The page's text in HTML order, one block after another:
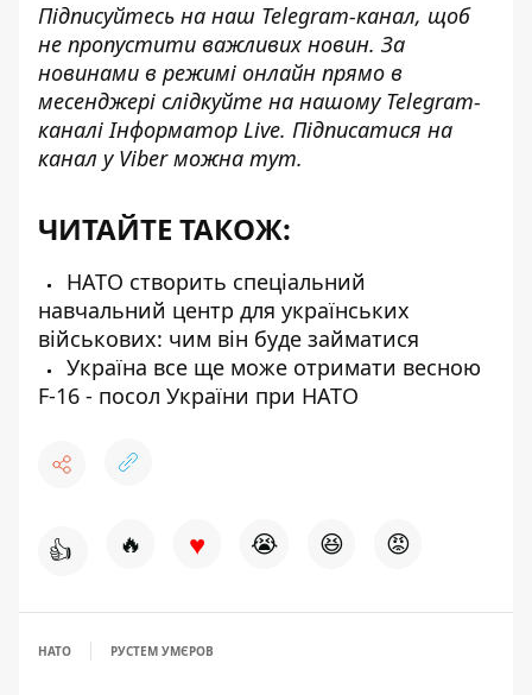
Підписуйтесь на наш Telegram-канал, щоб
не пропустити важливих новин. За
новинами в режимі онлайн прямо в
месенджері слідкуйте на нашому Telegram-
каналіІнформатор Live. Підписатися на
канал у Viber можна тут.
ЧИТАЙТЕ ТАКОЖ:
НАТО створить спеціальний
навчальний центр для українських
військових: чим він буде займатися
Україна все ще може отримати весною
F-16 - посол України при НАТО
👍 🔥 ♥ 😭 😆 😡
НАТО РУСТЕМ УМЄРОВ